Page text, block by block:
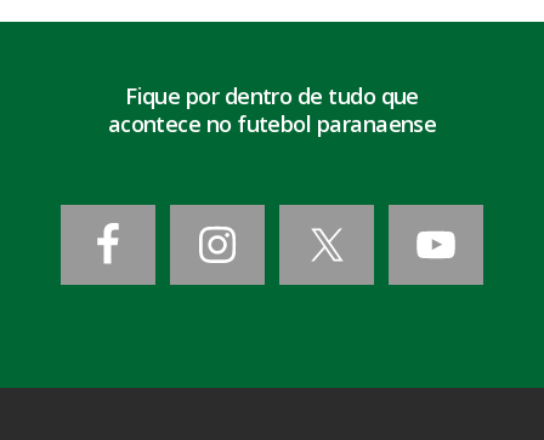
Fique por dentro de tudo que
acontece no futebol paranaense